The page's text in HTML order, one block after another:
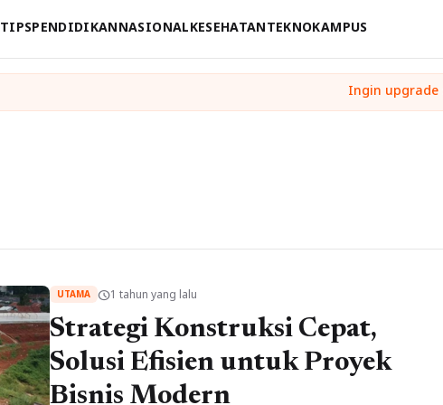
TIPSPENDIDIKANNASIONALKESEHATANTEKNOKAMPUS
UTAMA schedule1 tahun yang lalu
Strategi Konstruksi Cepat,
Solusi Efisien untuk Proyek
Bisnis Modern